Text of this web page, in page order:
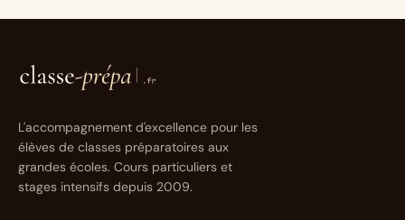
L'accompagnement d'excellence pour les
élèves de classes préparatoires aux
grandes écoles. Cours particuliers et
stages intensifs depuis 2009.